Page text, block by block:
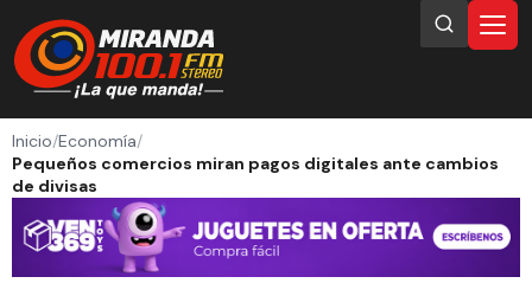
Inicio/Economía/
Pequeños comercios miran pagos digitales ante cambios
de divisas